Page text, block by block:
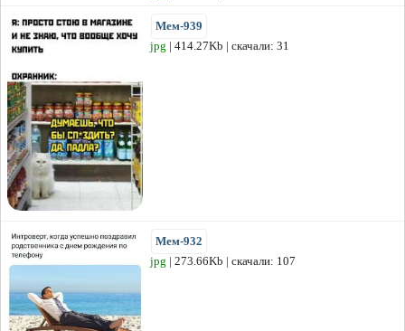
Мем-939
jpg | 414.27Kb | скачали: 31
Мем-932
jpg | 273.66Kb | скачали: 107